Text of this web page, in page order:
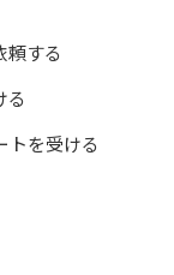
頼する
る
トを受ける